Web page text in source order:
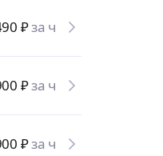
₽за ч
₽за ч
₽за ч